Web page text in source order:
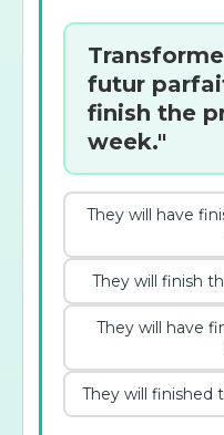
futur
finish the
week."
They will have
They will finish
They will have
They will finished